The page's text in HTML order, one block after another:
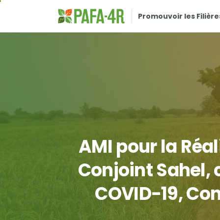
Promouvoir les
AMIpourla
ConjointSahel,
COVID-19,